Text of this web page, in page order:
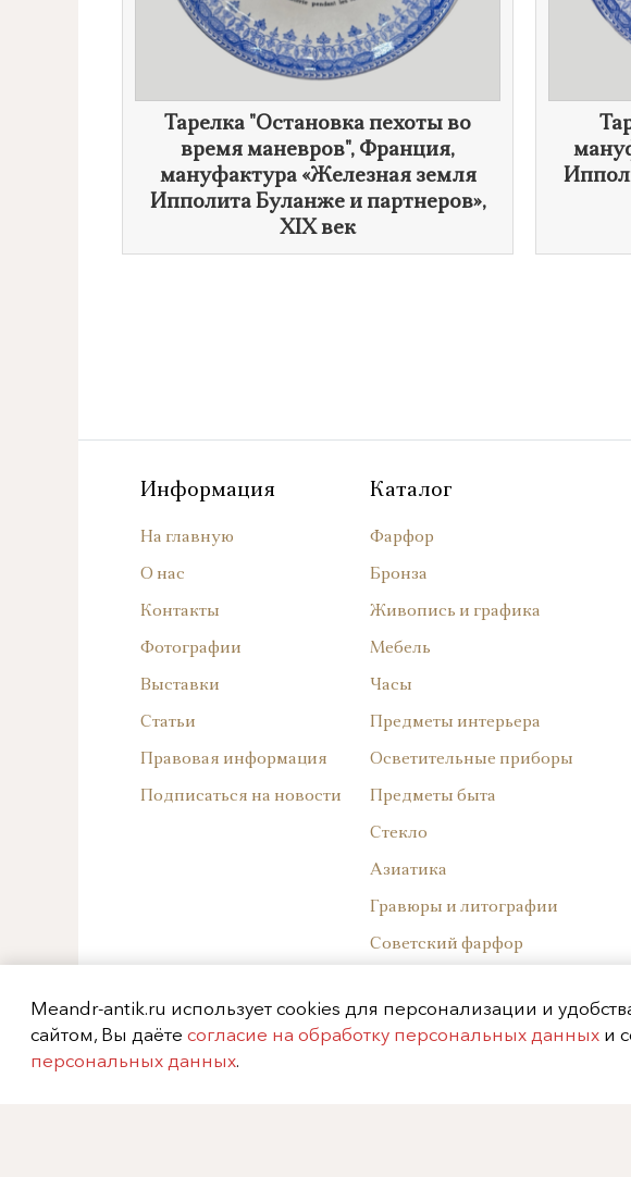
Тарелка "Остановка пехоты во
время маневров", Франция,
мануфактура «Железная земля
Ипполита Буланже и партнеров»,
XIX век
Информация
На главную
О нас
Контакты
Фотографии
Выставки
Статьи
Правовая информация
Подписаться на новости
Каталог
Фарфор
Бронза
Живопись и графика
Мебель
Часы
Предметы интерьера
Осветительные приборы
Предметы быта
Стекло
Азиатика
Гравюры и литографии
Советский фарфор
Русский фарфор
Meandr-antik.ru использует cookies для персонализации и
сайтом, Вы даёте согласие на обработку персональных данных и
персональных данных.